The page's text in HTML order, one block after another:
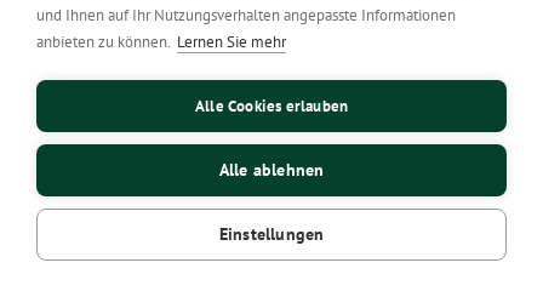
und Ihnen auf Ihr Nutzungsverhalten angepasste Informationen
anbieten zu können. Lernen Sie mehr
Alle Cookies erlauben
Alle ablehnen
Einstellungen